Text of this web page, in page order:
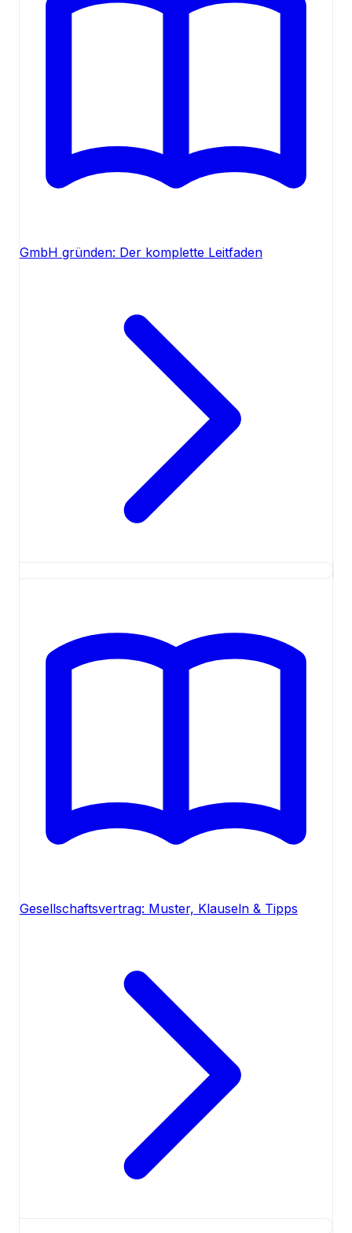
GmbH gründen: Der komplette Leitfaden
Gesellschaftsvertrag: Muster, Klauseln & Tipps